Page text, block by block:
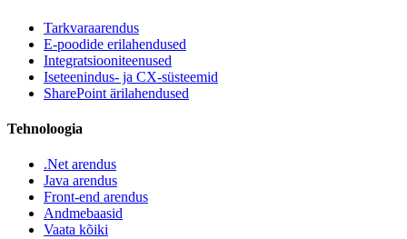
Tarkvaraarendus
E-poodide erilahendused
Integratsiooniteenused
Iseteenindus- ja CX-süsteemid
SharePoint ärilahendused
Tehnoloogia
.Net arendus
Java arendus
Front-end arendus
Andmebaasid
Vaata kõiki